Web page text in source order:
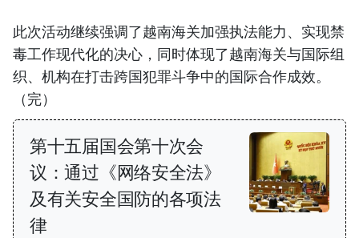
此次活动继续强调了越南海关加强执法能力、实现禁
毒工作现代化的决心，同时体现了越南海关与国际组
织、机构在打击跨国犯罪斗争中的国际合作成效。
（完）
第十五届国会第十次会
议：通过《网络安全法》
及有关安全国防的各项法
律